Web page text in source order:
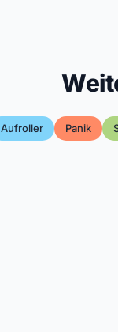
Aufroller Panik